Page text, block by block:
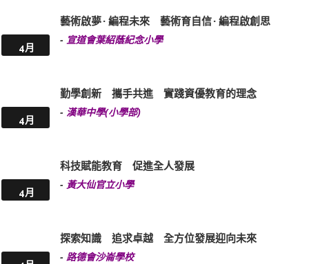
4月
藝術啟夢 · 編程未來 藝術育自信 · 編程啟創思
- 宣道會葉紹蔭紀念小學
4月
勤學創新 攜手共進 實踐資優教育的理念
- 漢華中學(小學部)
4月
科技賦能教育 促進全人發展
- 黃大仙官立小學
探索知識 追求卓越 全方位發展迎向未來
- 路德會沙崙學校